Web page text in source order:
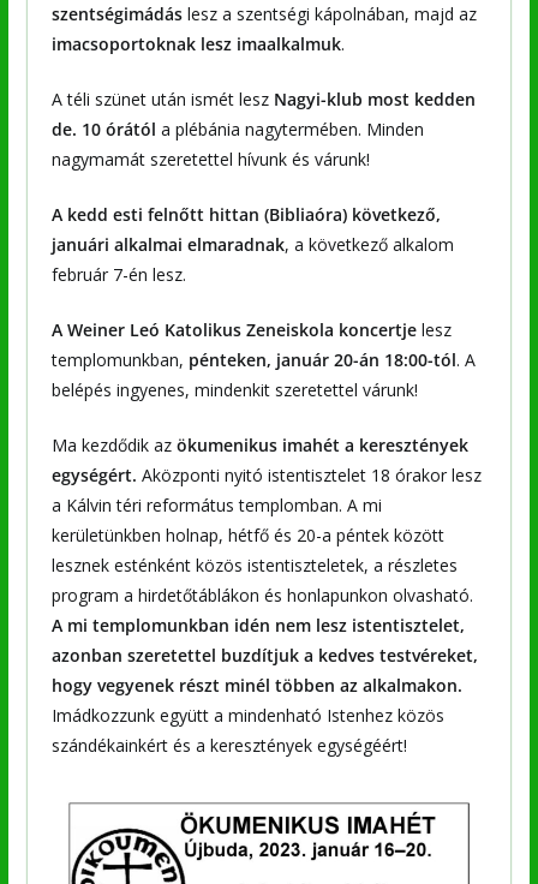
szentségimádáslesz a szentségi kápolnában, majd az
imacsoportoknak lesz imaalkalmuk.
A téli szünet után ismét lesz Nagyi-klub most kedden
de. 10 órától a plébánia nagytermében. Minden
nagymamát szeretettel hívunk és várunk!
A kedd esti felnőtt hittan (Bibliaóra) következő,
januári alkalmai elmaradnak, a következő alkalom
február 7-én lesz.
A Weiner Leó Katolikus Zeneiskola koncertje lesz
templomunkban, pénteken, január 20-án 18:00-tól. A
belépés ingyenes, mindenkit szeretettel várunk!
Ma kezdődik az ökumenikus imahét a keresztények
egységért. Aközponti nyitó istentisztelet 18 órakor lesz
a Kálvin téri református templomban. A mi
kerületünkben holnap, hétfő és 20-a péntek között
lesznek esténként közös istentiszteletek, a részletes
program a hirdetőtáblákon és honlapunkon olvasható.
A mi templomunkban idén nem lesz istentisztelet,
azonban szeretettel buzdítjuk a kedves testvéreket,
hogy vegyenek részt minél többen az alkalmakon.
Imádkozzunk együtt a mindenható Istenhez közös
szándékainkért és a keresztények egységéért!